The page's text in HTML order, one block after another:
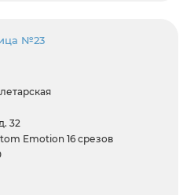
№23
32
Emotion 16 срезов